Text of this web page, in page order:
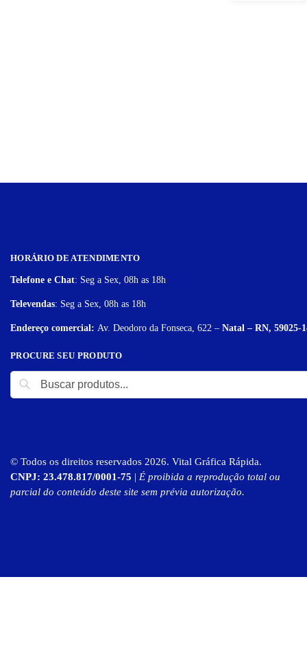
HORÁRIO DE ATENDIMENTO
Telefone e Chat: Seg a Sex, 08h as 18h
Televendas: Seg a Sex, 08h as 18h
Endereço comercial: Av. Deodoro da Fonseca, 622 – Natal – RN, 59025-
PROCURE SEU PRODUTO
© Todos os direitos reservados 2026. Vital Gráfica Rápida.
CNPJ: 23.478.817/0001-75 | É proibida a reprodução total ou
parcial do conteúdo deste site sem prévia autorização.